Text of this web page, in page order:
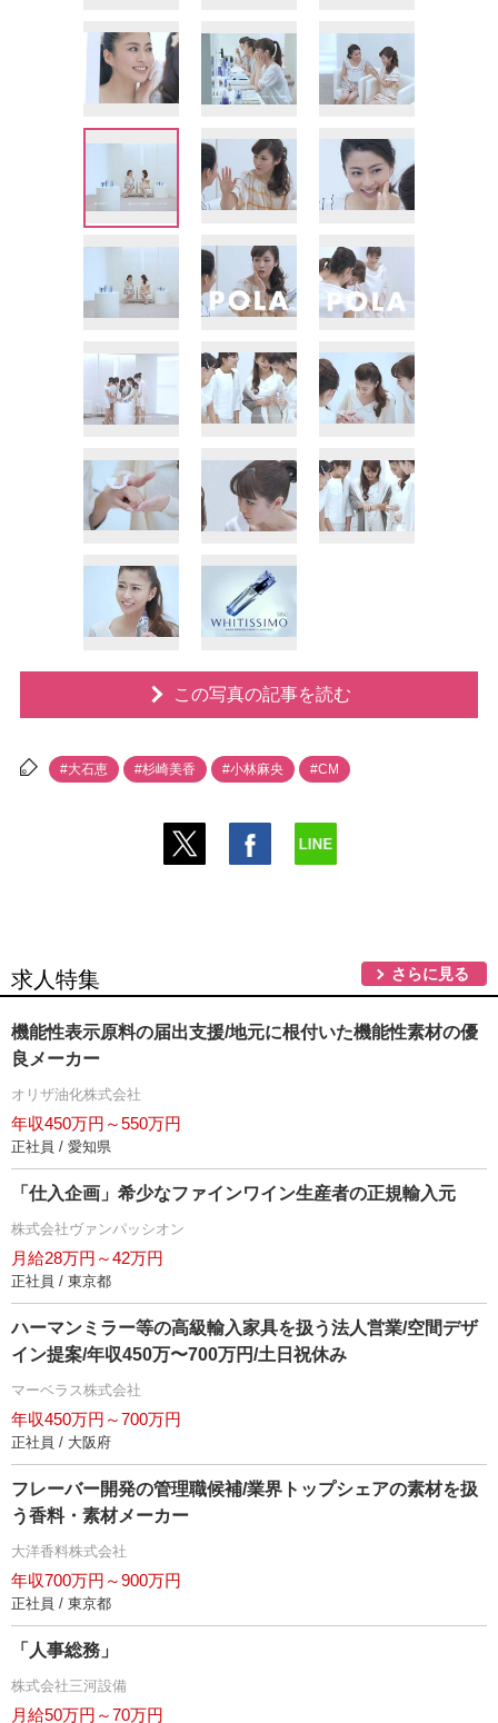
この写真の記事を読む
#大石恵 #杉崎美香 #小林麻央 #CM
求人特集 さらに見る
機能性表示原料の届出支援/地元に根付いた機能性素材の優
良メーカー
オリザ油化株式会社
年収450万円～550万円
正社員 / 愛知県
「仕入企画」希少なファインワイン生産者の正規輸入元
株式会社ヴァンパッシオン
月給28万円～42万円
正社員 / 東京都
ハーマンミラー等の高級輸入家具を扱う法人営業/空間デザ
イン提案/年収450万〜700万円/土日祝休み
マーベラス株式会社
年収450万円～700万円
正社員 / 大阪府
フレーバー開発の管理職候補/業界トップシェアの素材を扱
う香料・素材メーカー
大洋香料株式会社
年収700万円～900万円
正社員 / 東京都
「人事総務」
株式会社三河設備
月給50万円～70万円